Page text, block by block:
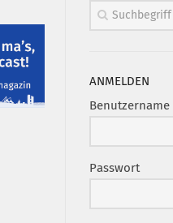
ANMELDEN
Benutzername
Passwort